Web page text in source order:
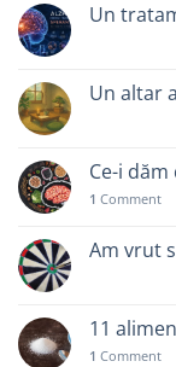
Un
Un altar
Ce-i
1 Comment
Am vrut
11
1 Comment